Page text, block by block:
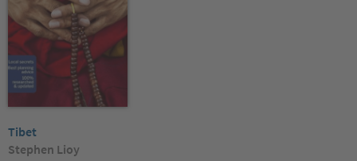
Tibet
Stephen Lioy